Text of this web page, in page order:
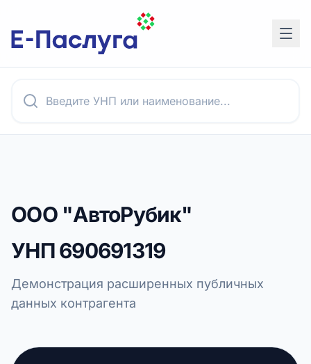
ООО "АвтоРубик"
УНП690691319
Демонстрация расширенных публичных
данных контрагента